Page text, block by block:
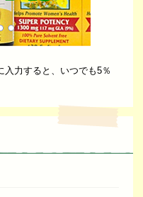
力すると、いつでも5％